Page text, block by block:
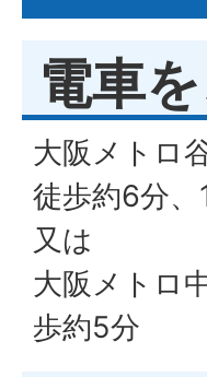
電車
大阪メトロ
徒歩約6分
又は
大阪メトロ
歩約5分